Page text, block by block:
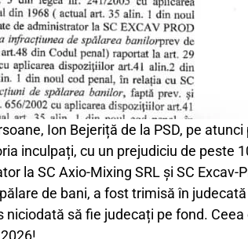
Ion Bejeriță de la PSD, pe
inculpați, cu un prejudiciu de peste
la SC Axio-Mixing SRL și SC Excav-
de bani, a fost trimisă în
niciodată să fie judecați pe fond.